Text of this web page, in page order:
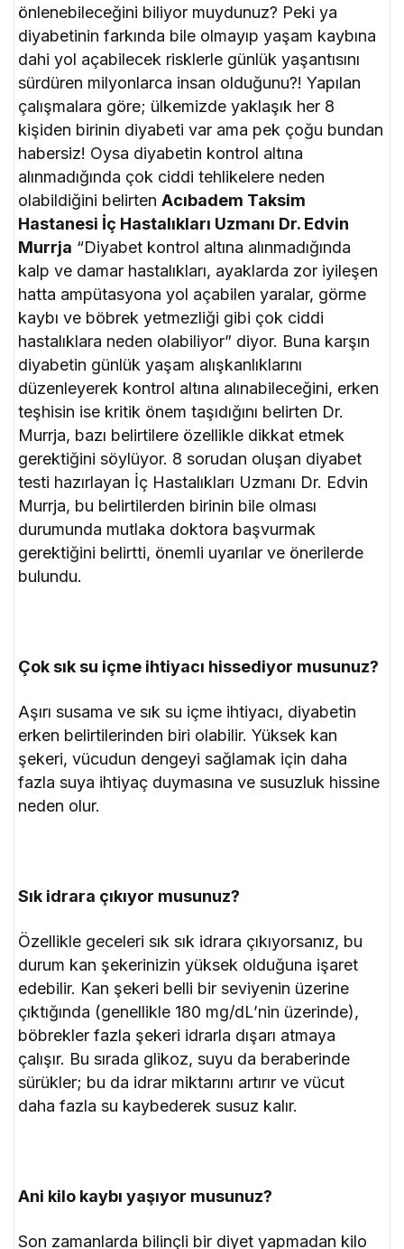
önlenebileceğini biliyor muydunuz? Peki ya
diyabetinin farkında bile olmayıp yaşam kaybına
dahi yol açabilecek risklerle günlük yaşantısını
sürdüren milyonlarca insan olduğunu?! Yapılan
çalışmalara göre; ülkemizde yaklaşık her 8
kişiden birinin diyabeti var ama pek çoğu bundan
habersiz! Oysa diyabetin kontrol altına
alınmadığında çok ciddi tehlikelere neden
olabildiğini belirtenAcıbadem Taksim
Hastanesi İç Hastalıkları Uzmanı Dr. Edvin
Murrja “Diyabet kontrol altına alınmadığında
kalp ve damar hastalıkları, ayaklarda zor iyileşen
hatta ampütasyona yol açabilen yaralar, görme
kaybı ve böbrek yetmezliği gibi çok ciddi
hastalıklara neden olabiliyor” diyor. Buna karşın
diyabetin günlük yaşam alışkanlıklarını
düzenleyerek kontrol altına alınabileceğini, erken
teşhisin ise kritik önem taşıdığını belirten Dr.
Murrja, bazı belirtilere özellikle dikkat etmek
gerektiğini söylüyor. 8 sorudan oluşan diyabet
testi hazırlayan İç Hastalıkları Uzmanı Dr. Edvin
Murrja, bu belirtilerden birinin bile olması
durumunda mutlaka doktora başvurmak
gerektiğini belirtti, önemli uyarılar ve önerilerde
bulundu.
Çok sık su içme ihtiyacı hissediyor musunuz?
Aşırı susama ve sık su içme ihtiyacı, diyabetin
erken belirtilerinden biri olabilir. Yüksek kan
şekeri, vücudun dengeyi sağlamak için daha
fazla suya ihtiyaç duymasına ve susuzluk hissine
neden olur.
Sık idrara çıkıyor musunuz?
Özellikle geceleri sık sık idrara çıkıyorsanız, bu
durum kan şekerinizin yüksek olduğuna işaret
edebilir. Kan şekeri belli bir seviyenin üzerine
çıktığında (genellikle 180 mg/dL’nin üzerinde),
böbrekler fazla şekeri idrarla dışarı atmaya
çalışır. Bu sırada glikoz, suyu da beraberinde
sürükler; bu da idrar miktarını artırır ve vücut
daha fazla su kaybederek susuz kalır.
Ani kilo kaybı yaşıyor musunuz?
Son zamanlarda bilinçli bir diyet yapmadan kilo